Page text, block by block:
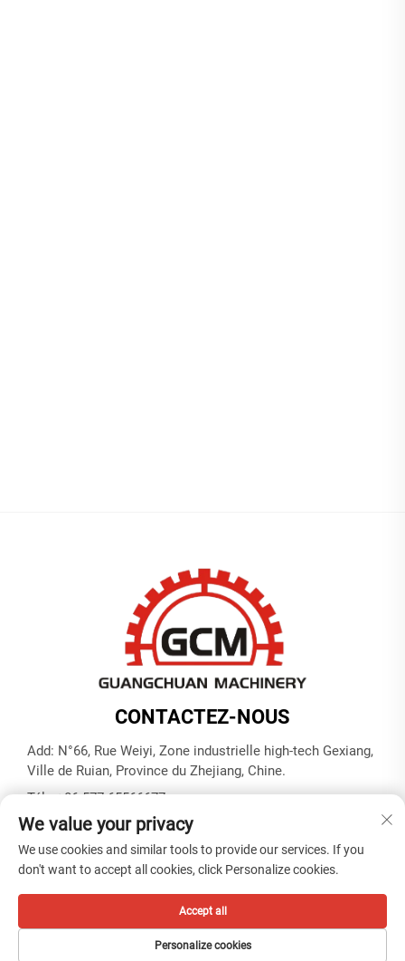
CONTACTEZ-NOUS
Add: N°66, Rue Weiyi, Zone industrielle high-tech Gexiang,
Ville de Ruian, Province du Zhejiang, Chine.
Tél. :+86-577-65566677
Courriel :[email protected]
Politique de confidentialité
We value your privacy
We use cookies and similar tools to provide our services. If you
don't want to accept all cookies, click Personalize cookies.
Personalize cookies
Accept all